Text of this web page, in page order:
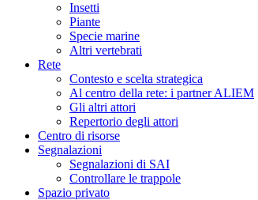
Insetti
Piante
Specie marine
Altri vertebrati
Rete
Contesto e scelta strategica
Al centro della rete: i partner ALIEM
Gli altri attori
Repertorio degli attori
Centro di risorse
Segnalazioni
Segnalazioni di SAI
Controllare le trappole
Spazio privato